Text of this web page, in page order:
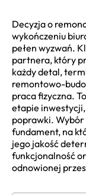
Decyzja o
wykończeniu
pełen wyzwań.
partnera, który
każdy detal,
remontowo-
praca fizyczna.
etapie inwestycji,
poprawki.
fundament, na
jego jakość
funkcjonalność
odnowionej